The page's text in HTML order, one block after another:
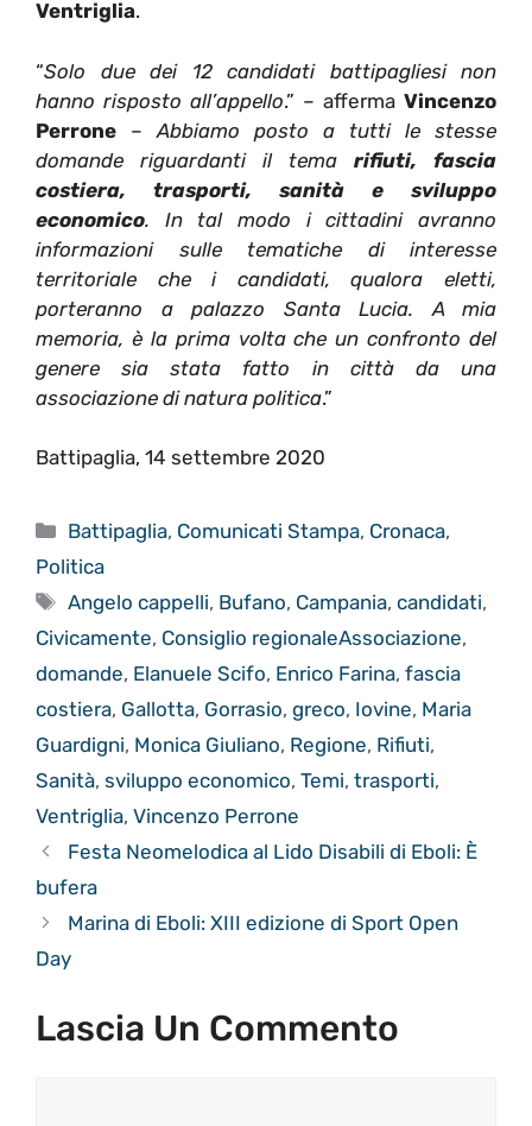
Ventriglia.
“Solo due dei 12 candidati battipagliesi non
hanno risposto all’appello.” – afferma Vincenzo
Perrone – Abbiamo posto a tutti le stesse
domande riguardanti il tema rifiuti, fascia
costiera, trasporti, sanità e sviluppo
economico. In tal modo i cittadini avranno
informazioni sulle tematiche di interesse
territoriale che i candidati, qualora eletti,
porteranno a palazzo Santa Lucia. A mia
memoria, è la prima volta che un confronto del
genere sia stata fatto in città da una
associazione di natura politica.”
Battipaglia, 14 settembre 2020
Categorie
Battipaglia, Comunicati Stampa, Cronaca,
Politica
Tag
Angelo cappelli, Bufano, Campania,candidati,
Civicamente, Consiglio regionaleAssociazione,
domande, Elanuele Scifo, Enrico Farina, fascia
costiera, Gallotta, Gorrasio, greco, Iovine, Maria
Guardigni, Monica Giuliano, Regione, Rifiuti,
Sanità, sviluppo economico, Temi, trasporti,
Ventriglia, Vincenzo Perrone
Festa Neomelodica al Lido Disabili di Eboli: È
bufera
Marina di Eboli: XIII edizione di Sport Open
Day
Lascia Un Commento